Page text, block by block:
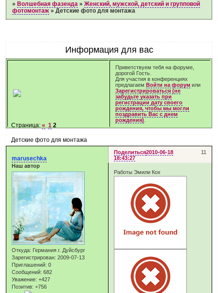
» Волшебная фазенда »Женский, мужской, детский и групповой
фотомонтаж »Детские фото для монтажа
Информация для вас
Приветствуем тебя на форуме,
дорогой Гость.
Для участия в конференциях
предлагаемВойти на форум или
Зарегистрироваться (не
забудьте указать при
регистрации дату своего
рождения, чтобы мы могли
поздравить Вас с днем
рождения)
Детские фото для монтажа
Страница:« 1 2
Поделиться 11
2010-06-18
18:43:27
marusechka
Наш автор
Откуда: Германия г. Дуйсбург
Зарегистрирован: 2009-07-13
Приглашений: 0
Сообщений: 682
Уважение: +427
Позитив: +756
Работы Эмили Кох